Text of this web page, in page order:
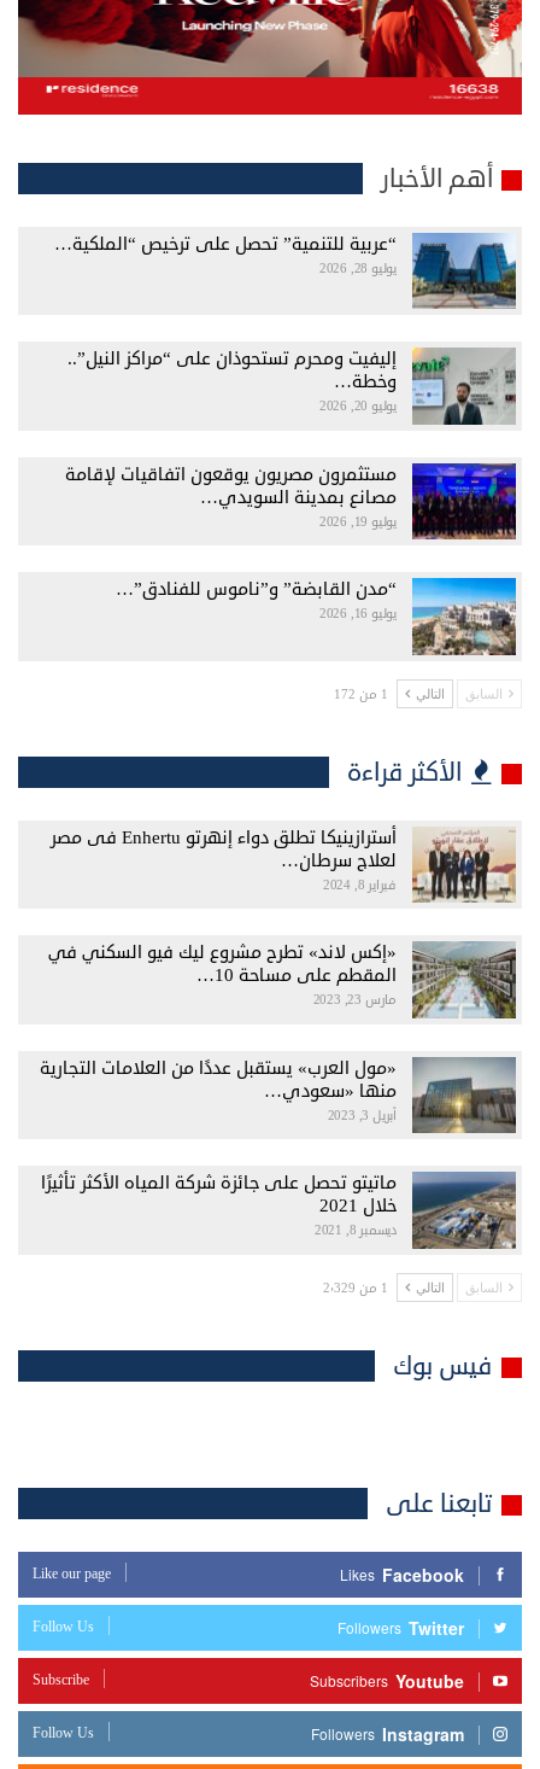
أهم الأخبار
“عربية للتنمية” تحصل على ترخيص “الملكية…
يوليو 28, 2026
إليفيت ومحرم تستحوذان على “مراكز النيل”..
وخطة…
يوليو 20, 2026
مستثمرون مصريون يوقعون اتفاقيات لإقامة
مصانع بمدينة السويدي…
يوليو 19, 2026
“مدن القابضة” و”ناموس للفنادق”…
يوليو 16, 2026
السابق التالي 1 من 172
الأكثر قراءة
أسترازينيكا تطلق دواء إنهرتو Enhertu فى مصر
لعلاج سرطان…
فبراير 8, 2024
«إكس لاند» تطرح مشروع ليك فيو السكني في
المقطم على مساحة 10…
مارس 23, 2023
«مول العرب» يستقبل عددًا من العلامات التجارية
منها «سعودي…
أبريل 3, 2023
ماتيتو تحصل على جائزة شركة المياه الأكثر تأثيرًا
خلال 2021
ديسمبر 8, 2021
السابق التالي 1 من 2٬329
فيس بوك
تابعنا على
Facebook
Likes
Like our page
Twitter
Followers
Follow Us
Youtube
Subscribers
Subscribe
Instagram
Followers
Follow Us